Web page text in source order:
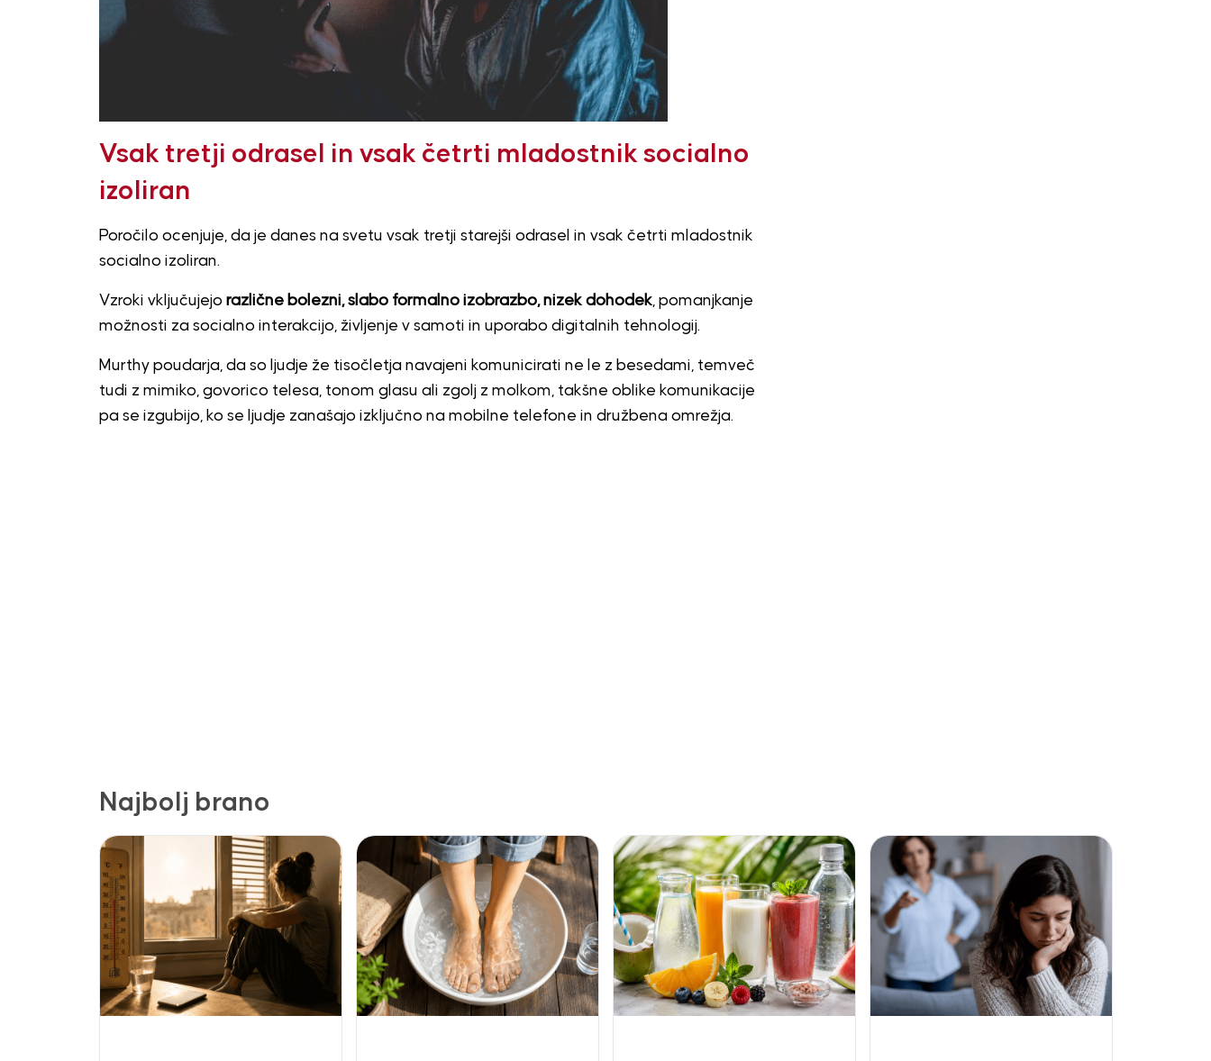
Vsak tretji odrasel in vsak četrti mladostnik socialno
izoliran
Poročilo ocenjuje, da je danes na svetu vsak tretji starejši odrasel in vsak četrti mladostnik
socialno izoliran.
Vzroki vključujejo različne bolezni, slabo formalno izobrazbo, nizek dohodek, pomanjkanje
možnosti za socialno interakcijo, življenje v samoti in uporabo digitalnih tehnologij.
Murthy poudarja, da so ljudje že tisočletja navajeni komunicirati ne le z besedami, temveč
tudi z mimiko, govorico telesa, tonom glasu ali zgolj z molkom, takšne oblike komunikacije
pa se izgubijo, ko se ljudje zanašajo izključno na mobilne telefone in družbena omrežja.
Najbolj brano